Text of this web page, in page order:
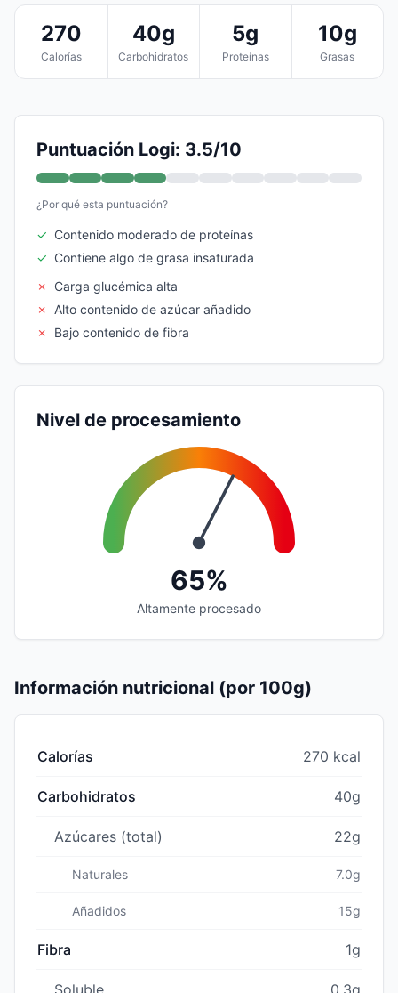
270
Calorías
40g
Carbohidratos
5g
Proteínas
10g
Grasas
Puntuación Logi: 3.5/10
¿Por qué esta puntuación?
✓ Contenido moderado de proteínas
✓ Contiene algo de grasa insaturada
✗
Carga glucémica alta
✗
Alto contenido de azúcar añadido
✗
Bajo contenido de fibra
Nivel de procesamiento
65%
Altamente procesado
Información nutricional (por 100g)
Calorías 270 kcal
Carbohidratos 40g
Azúcares (total) 22g
Naturales 7.0g
Añadidos 15g
Fibra 1g
Soluble 0.3g